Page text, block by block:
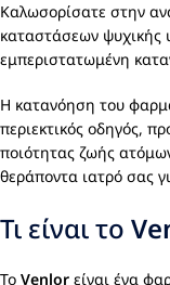
Καλωσορίσατε στην
καταστάσεων ψυχικής
εμπεριστατωμένη
Η κατανόηση του
περιεκτικός οδηγός,
ποιότητας ζωής
θεράποντα ιατρό σας
Τι είναι το
Το Venlor είναι ένα